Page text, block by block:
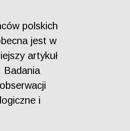
polskich
jest w
artykuł
Badania
i